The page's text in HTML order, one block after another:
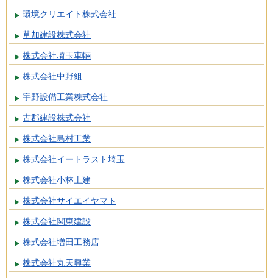
環境クリエイト株式会社
草加建設株式会社
株式会社埼玉車輛
株式会社中野組
宇野設備工業株式会社
古郡建設株式会社
株式会社島村工業
株式会社イートラスト埼玉
株式会社小林土建
株式会社サイエイヤマト
株式会社関東建設
株式会社増田工務店
株式会社丸天興業